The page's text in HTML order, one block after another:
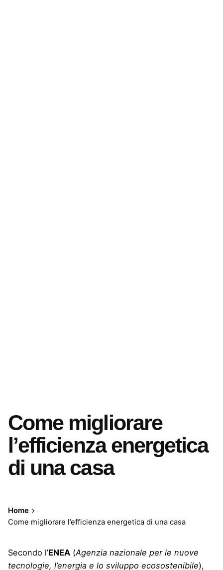
Come migliorare
l’efficienza energetica
di una casa
Home
Come migliorare l’efficienza energetica di una casa
Secondo l’ENEA (Agenzia nazionale per le nuove
tecnologie, l’energia e lo sviluppo ecosostenibile),